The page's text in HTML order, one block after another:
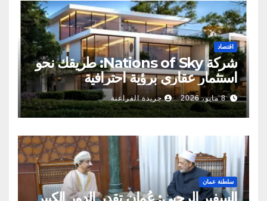
اقتصاد
شركة Nations of Sky: طريقك نحو
استثمار عقاري برؤية احترافية
8 مايو، 2026 جريدة الفراعنة
سلطنة عمان